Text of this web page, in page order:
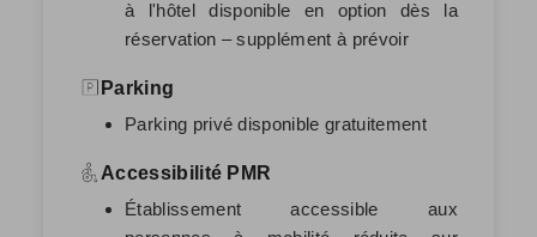
à l'hôtel disponible en option dès la
réservation – supplément à prévoir
Parking
Parking privé disponible gratuitement
Accessibilité PMR
Établissement accessible aux